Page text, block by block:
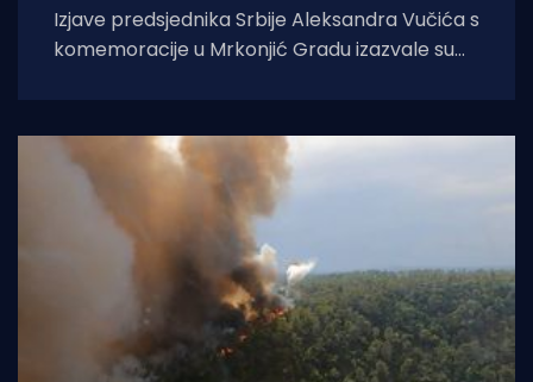
Izjave predsjednika Srbije Aleksandra Vučića s
komemoracije u Mrkonjić Gradu izazvale su